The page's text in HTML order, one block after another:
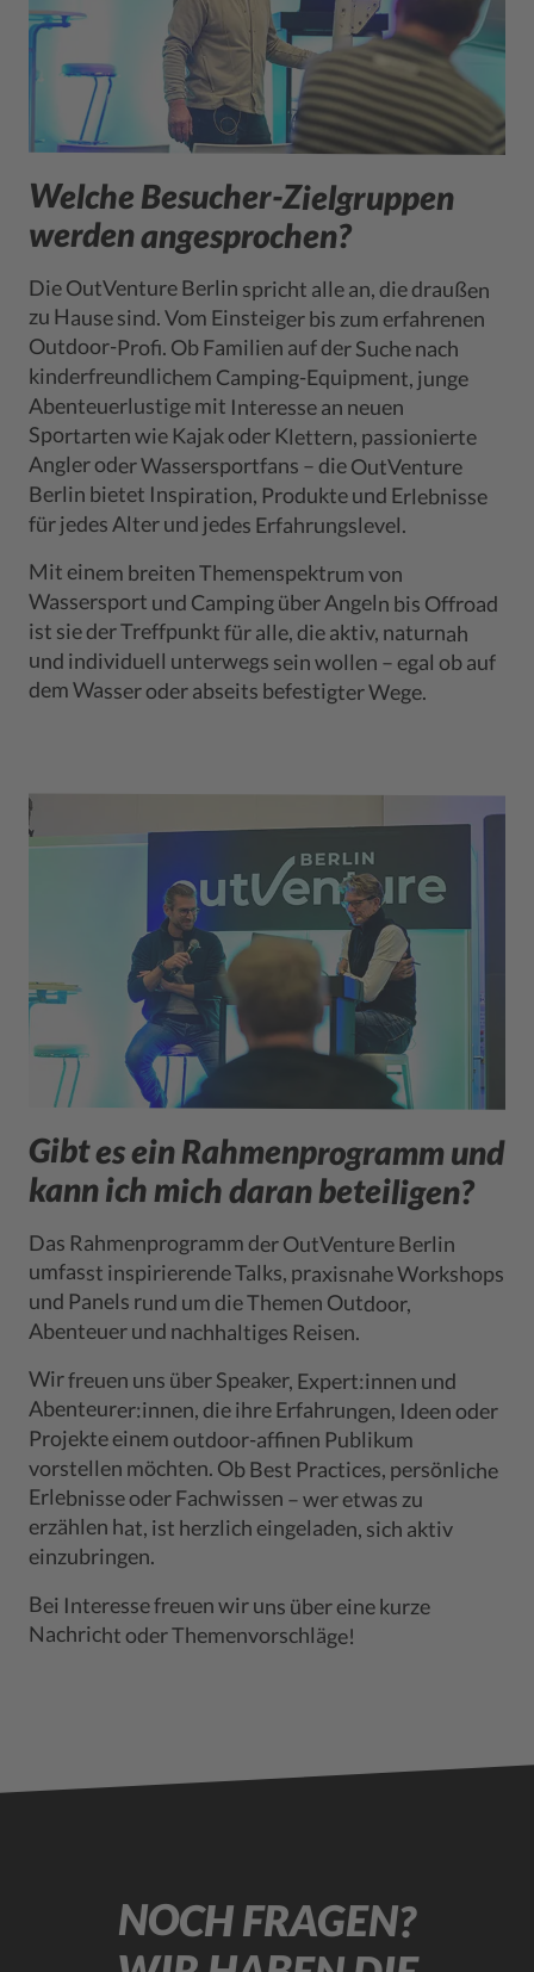
Welche Besucher-Zielgruppen
werden angesprochen?
Die OutVenture Berlin spricht alle an, die draußen
zu Hause sind. Vom Einsteiger bis zum erfahrenen
Outdoor-Profi. Ob Familien auf der Suche nach
kinderfreundlichem Camping-Equipment, junge
Abenteuerlustige mit Interesse an neuen
Sportarten wie Kajak oder Klettern, passionierte
Angler oder Wassersportfans – die OutVenture
Berlin bietet Inspiration, Produkte und Erlebnisse
für jedes Alter und jedes Erfahrungslevel.
Mit einem breiten Themenspektrum von
Wassersport und Camping über Angeln bis Offroad
ist sie der Treffpunkt für alle, die aktiv, naturnah
und individuell unterwegs sein wollen – egal ob auf
dem Wasser oder abseits befestigter Wege.
Gibt es ein Rahmenprogramm und
kann ich mich daran beteiligen?
Das Rahmenprogramm der OutVenture Berlin
umfasst inspirierende Talks, praxisnahe Workshops
und Panels rund um die Themen Outdoor,
Abenteuer und nachhaltiges Reisen.
Wir freuen uns über Speaker, Expert:innen und
Abenteurer:innen, die ihre Erfahrungen, Ideen oder
Projekte einem outdoor-affinen Publikum
vorstellen möchten. Ob Best Practices, persönliche
Erlebnisse oder Fachwissen – wer etwas zu
erzählen hat, ist herzlich eingeladen, sich aktiv
einzubringen.
Bei Interesse freuen wir uns über eine kurze
Nachricht oder Themenvorschläge!
NOCH FRAGEN?